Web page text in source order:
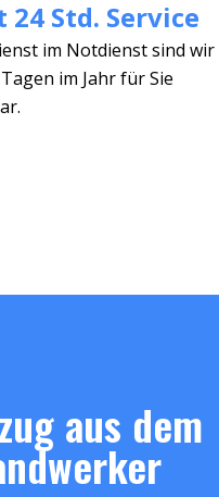
Std. Service
im Notdienst sind wir
im Jahr für Sie
aus dem